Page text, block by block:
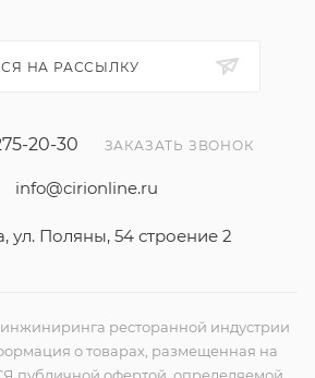
НА РАССЫЛКУ
20-30 ЗАКАЗАТЬ ЗВОНОК
info@cirionline.ru
ул. Поляны, 54 строение 2
ресторанной индустрии
о товарах, размещенная на